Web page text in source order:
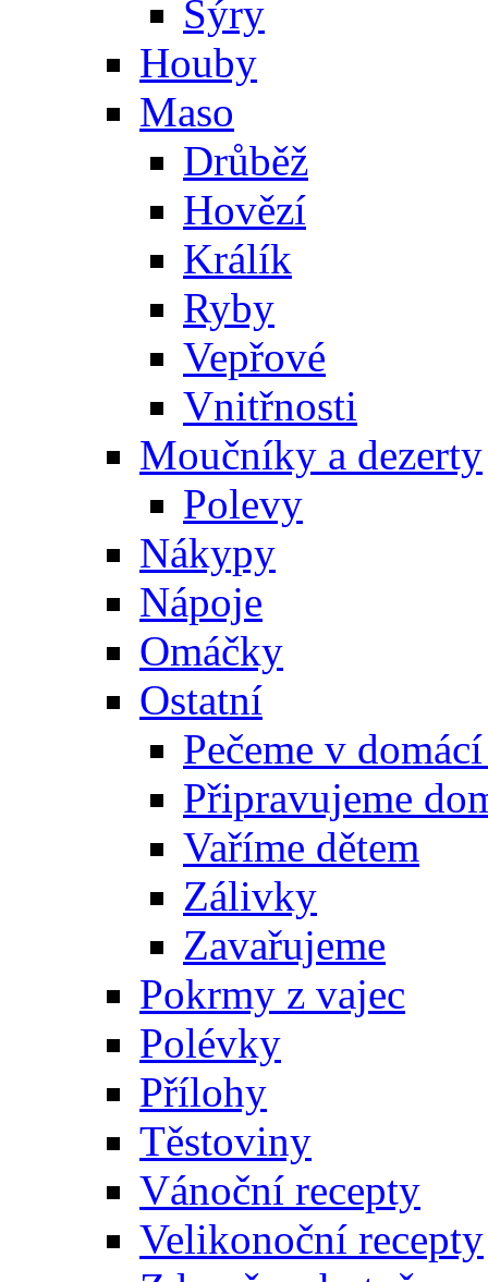
Sýry
Houby
Maso
Drůběž
Hovězí
Králík
Ryby
Vepřové
Vnitřnosti
Moučníky a dezerty
Polevy
Nákypy
Nápoje
Omáčky
Ostatní
Pečeme v
Připravujeme
Vaříme dětem
Zálivky
Zavařujeme
Pokrmy z vajec
Polévky
Přílohy
Těstoviny
Vánoční recepty
Velikonoční recepty